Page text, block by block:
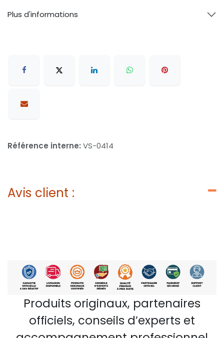
Plus d'informations
Référence interne: VS-0414
Avis client :
Produits originaux, partenaires
officiels, conseils d’experts et